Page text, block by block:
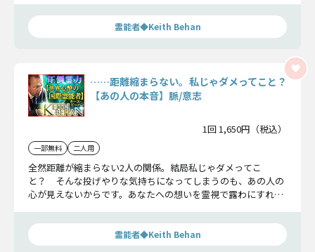
霊能者◆Keith Behan
……距離縮まらない。私じゃダメってこと？
【あの人の本音】脈/意志
1回 1,650円（税込）
一部無料 二人用
全然距離が縮まらない2人の関係。結局私じゃダメってこ
と？ そんな投げやりな気持ちになってしまうのも、あの人の
心が見えないからです。あなたへの想いを霊視で露わにすれ
霊能者◆Keith Behan